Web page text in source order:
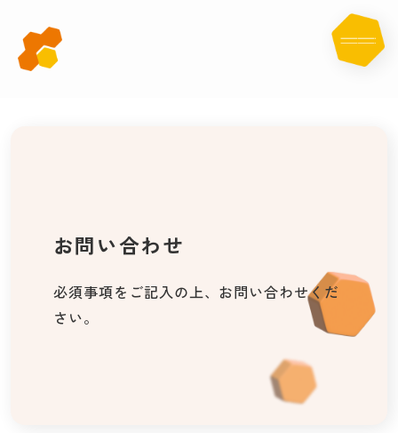
お問い合わせ
お問い合わせ
必須事項をご記入の上、お問い合わせくだ
さい。